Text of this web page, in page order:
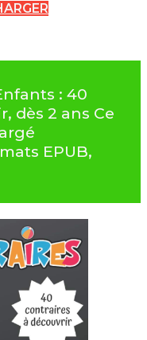
: 40
dès 2 ans Ce
EPUB,